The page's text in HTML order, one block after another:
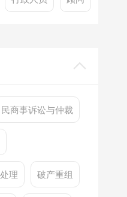
民商事诉讼与仲裁
理 破产重组